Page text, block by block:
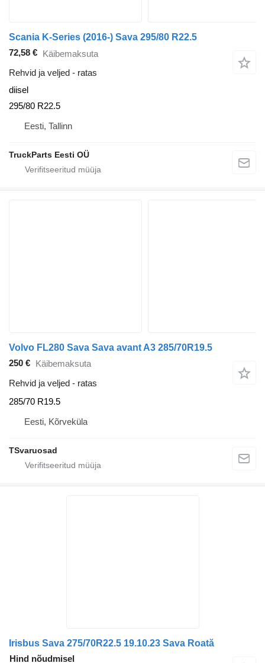
Scania K-Series (2016-) Sava 295/80 R22.5
72,58 € Käibemaksuta
Rehvid ja veljed - ratas
diisel
295/80 R22.5
Eesti, Tallinn
TruckParts Eesti OÜ
Volvo FL280 Sava Sava avant A3 285/70R19.5
250 € Käibemaksuta
Rehvid ja veljed - ratas
285/70 R19.5
Eesti, Kõrveküla
TSvaruosad
Irisbus Sava 275/70R22.5 19.10.23 Sava Roată
Hind nõudmisel